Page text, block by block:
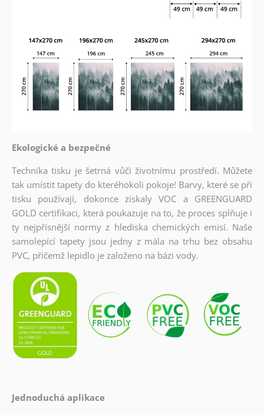
Ekologické a bezpečné
Technika tisku je šetrná vůči životnímu prostředí. Můžete
tak umístit tapety do kteréhokoli pokoje! Barvy, které se při
tisku používají, dokonce získaly VOC a GREENGUARD
GOLD certifikaci, která poukazuje na to, že proces splňuje i
ty nejpřísnější normy z hlediska chemických emisí. Naše
samolepící tapety jsou jedny z mála na trhu bez obsahu
PVC, přičemž lepidlo je založeno na bázi vody.
Jednoduchá aplikace